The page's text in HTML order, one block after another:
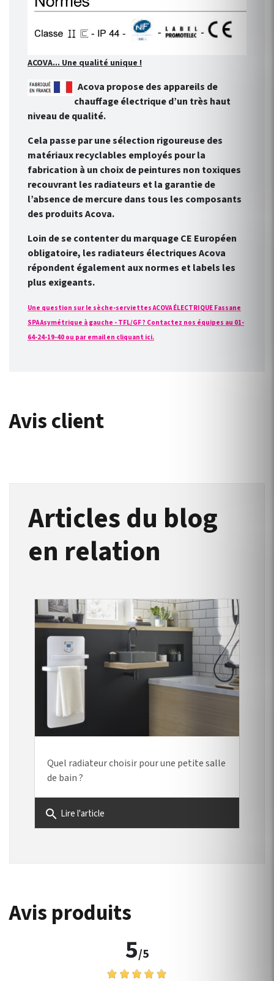
ACOVA... Une qualité unique !
Acova propose des appareils de
chauffage électrique d’un très haut
niveau de qualité.
Cela passe par une sélection rigoureuse des
matériaux recyclables employés pour la
fabrication à un choix de peintures non toxiques
recouvrant les radiateurs et la garantie de
l’absence de mercure dans tous les composants
des produits Acova.
Loin de se contenter du marquage CE Européen
obligatoire, les radiateurs électriques Acova
répondent également aux normes et labels les
plus exigeants.
Une question sur le sèche-serviettes ACOVA ÉLECTRIQUE Fassane
SPA Asymétrique à gauche - TFL/GF ? Contactez nos équipes au 01-
64-24-19-40 ou par email en cliquant ici.
Avis client
Articles du blog
en relation
Quel radiateur choisir pour une petite salle
de bain ?
search Lire l'article
Avis produits
5/5